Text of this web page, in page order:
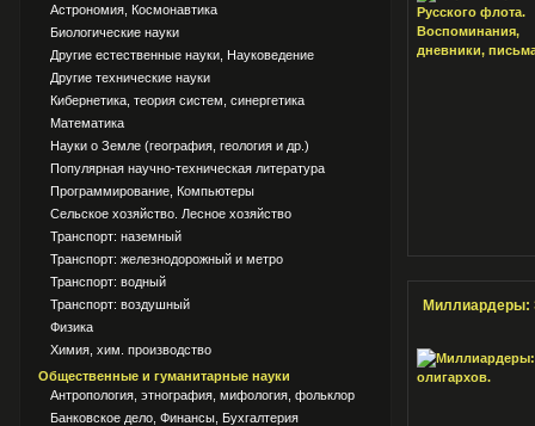
Астрономия, Космонавтика
Биологические науки
Другие естественные науки, Науковедение
Другие технические науки
Кибернетика, теория систем, синергетика
Математика
Науки о Земле (география, геология и др.)
Популярная научно-техническая литература
Программирование, Компьютеры
Сельское хозяйство. Лесное хозяйство
Транспорт: наземный
Транспорт: железнодорожный и метро
Транспорт: водный
Транспорт: воздушный
Физика
Химия, хим. производство
Общественные и гуманитарные науки
Антропология, этнография, мифология, фольклор
Банковское дело, Финансы, Бухгалтерия
Миллиардеры: